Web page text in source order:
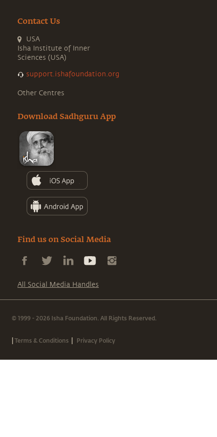
Contact Us
USA
Isha Institute of Inner
Sciences (USA)
support.ishafoundation.org
Other Centres
Download Sadhguru App
Find us on Social Media
All Social Media Handles
© 1999 - 2026 Isha Foundation. All Rights Reserved.
|Terms & Conditions | Privacy Policy